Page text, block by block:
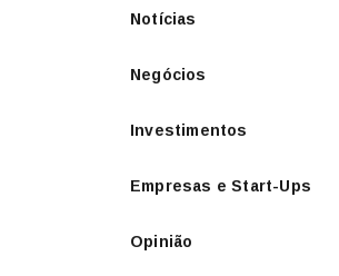
Notícias
Negócios
Investimentos
Empresas e Start-Ups
Opinião